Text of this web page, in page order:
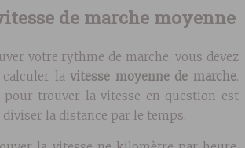
de marche moyenne
votre rythme de marche, vous devez
calculer lavitesse moyenne de marche.
trouver la vitesse en question est
la distance par le temps.